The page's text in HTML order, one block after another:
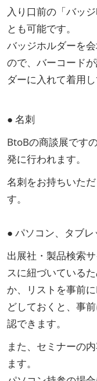
入り口前の「バッ
とも可能です。
バッジホルダーを
ので、バーコード
ダーに入れて着用し
● 名刺
BtoBの商談展です
発に行われます。
名刺をお持ちいた
す。
● パソコン、タブ
出展社・製品検索
スに紐づいている
か、リストを事前
どしておくと、事
認できます。
また、セミナーの
ます。